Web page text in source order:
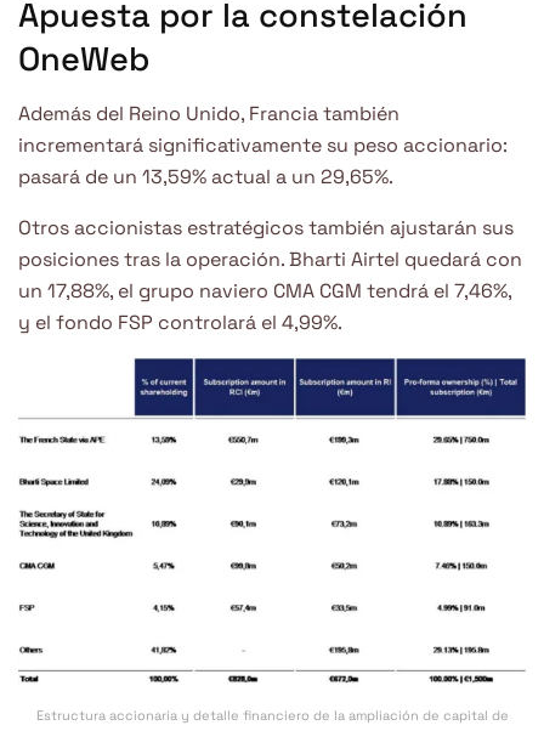
Apuesta por la constelación
OneWeb
Además del Reino Unido, Francia también
incrementará significativamente su peso accionario:
pasará de un 13,59% actual a un 29,65%.
Otros accionistas estratégicos también ajustarán sus
posiciones tras la operación. Bharti Airtel quedará con
un 17,88%, el grupo naviero CMA CGM tendrá el 7,46%,
y el fondo FSP controlará el 4,99%.
Estructura accionaria y detalle financiero de la ampliación de capital de